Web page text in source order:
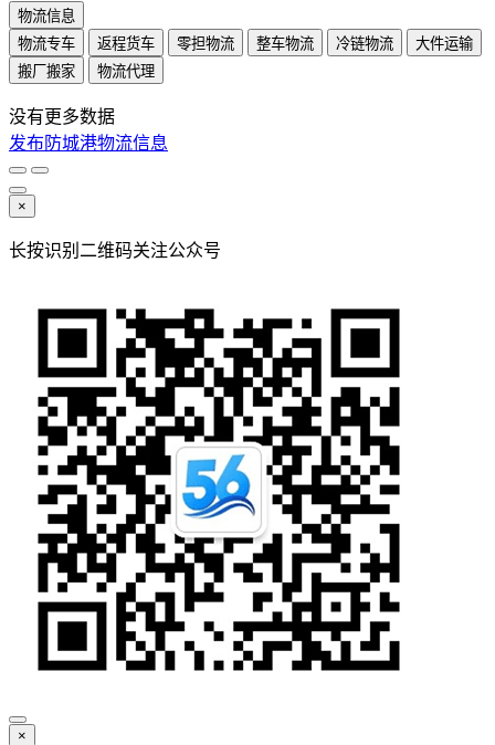
物流信息
物流专车
返程货车 零担物流 整车物流 冷链物流
大件运输
搬厂搬家
物流代理
没有更多数据
发布防城港物流信息
×
长按识别二维码关注公众号
×